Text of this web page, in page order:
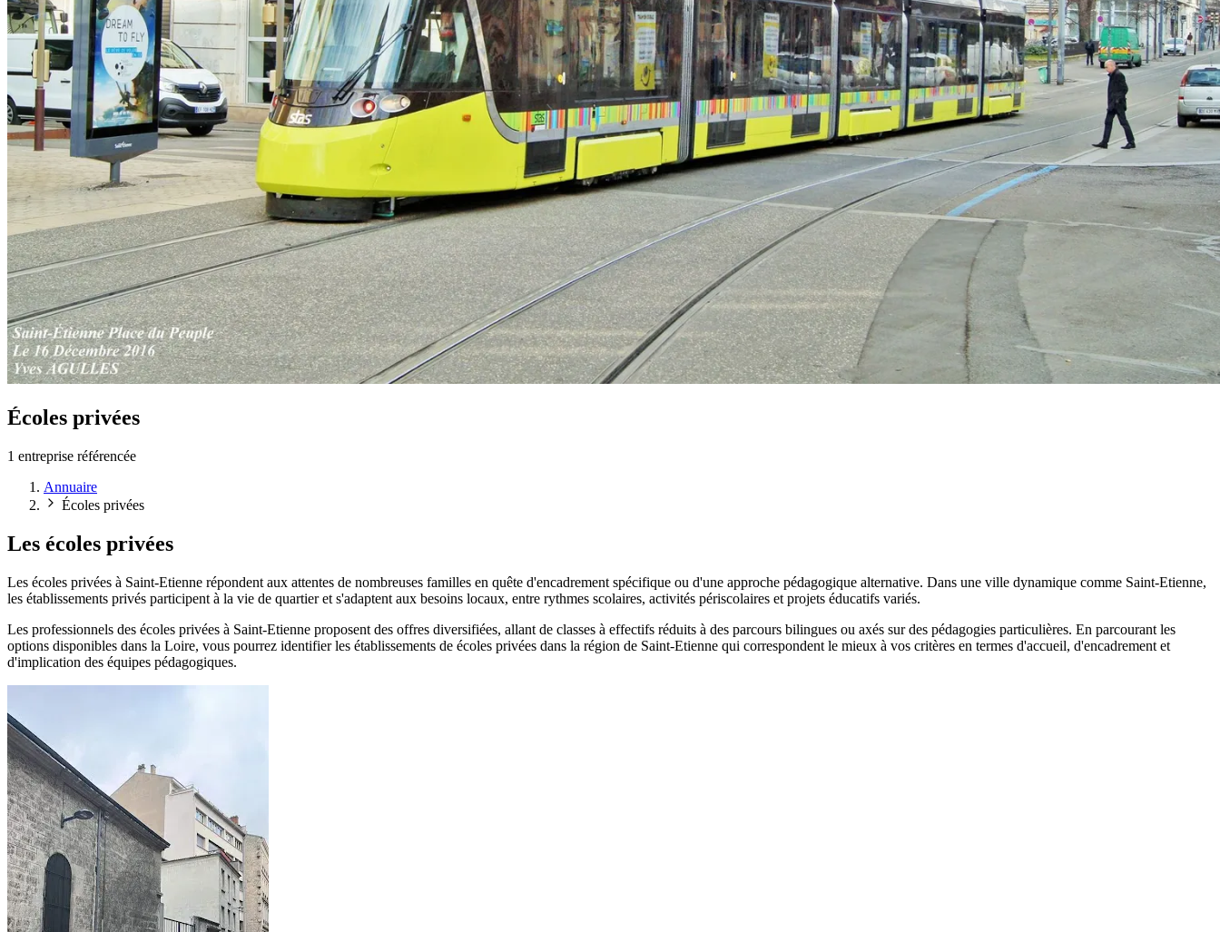
Écoles privées
1 entreprise référencée
Annuaire
Écoles privées
Les écoles privées
Les écoles privées à Saint-Etienne répondent aux attentes de nombreuses familles en quête d'encadrement spécifique ou d'une approche pédagogique alternative. Dans une ville dynamique comme Saint-Etienne,
les établissements privés participent à la vie de quartier et s'adaptent aux besoins locaux, entre rythmes scolaires, activités périscolaires et projets éducatifs variés.
Les professionnels des écoles privées à Saint-Etienne proposent des offres diversifiées, allant de classes à effectifs réduits à des parcours bilingues ou axés sur des pédagogies particulières. En parcourant les
options disponibles dans la Loire, vous pourrez identifier les établissements de écoles privées dans la région de Saint-Etienne qui correspondent le mieux à vos critères en termes d'accueil, d'encadrement et
d'implication des équipes pédagogiques.